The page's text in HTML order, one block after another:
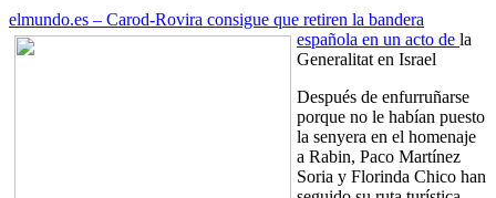
elmundo.es – Carod-Rovira consigue que retiren la bandera
española en un acto de la
Generalitat en Israel
Después de enfurruñarse
porque no le habían puesto
la senyera en el homenaje
a Rabin, Paco Martínez
Soria y Florinda Chico han